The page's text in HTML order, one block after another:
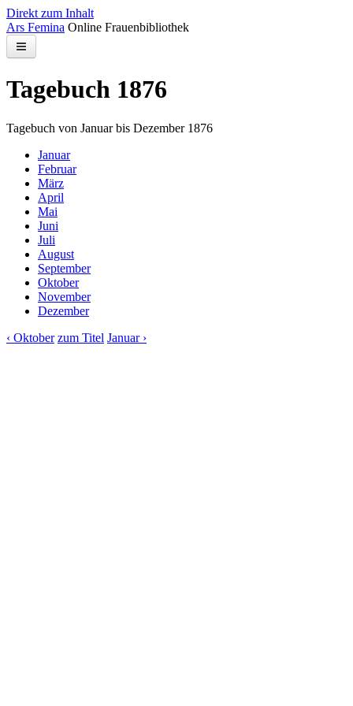
Direkt zum Inhalt
Ars Femina Online Frauenbibliothek
Kontakt
Suchen
Tagebuch 1876
Tagebuch von Januar bis Dezember 1876
Januar
Februar
März
April
Mai
Juni
Juli
August
September
Oktober
November
Dezember
‹ Oktober zum Titel Januar ›